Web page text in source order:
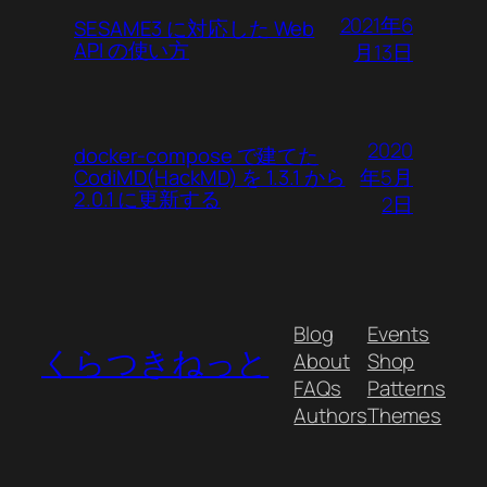
SESAME3 に対応した Web
API の使い方
2021年6
月13日
docker-compose で建てた
CodiMD(HackMD) を 1.3.1 から
2.0.1 に更新する
2020
年5月
2日
くらつきねっと
Blog
About
FAQs
Authors
Events
Shop
Patterns
Themes